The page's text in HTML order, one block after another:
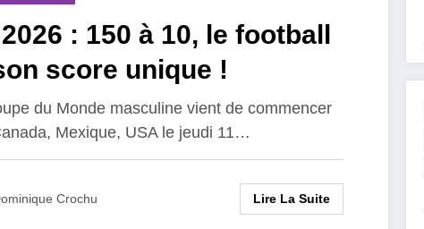
: 150 à 10, le football
score unique !
du Monde masculine vient de commencer
Mexique, USA le jeudi 11…
Crochu Lire La Suite